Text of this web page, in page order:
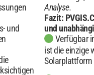
und
Analyse.
Fazit:
und
Verfügbar
ist die einzige
Solarplattform